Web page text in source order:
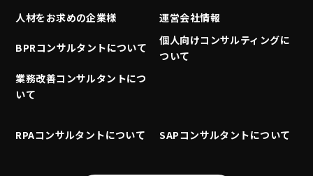
人材をお求めの企業様 運営会社情報
BPRコンサルタントについて
個人向けコンサルティングに
ついて
業務改善コンサルタントにつ
いて
RPAコンサルタントについて SAPコンサルタントについて